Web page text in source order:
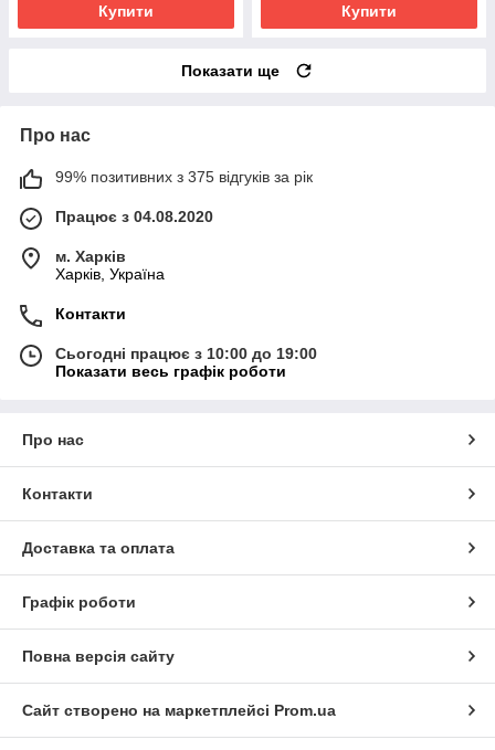
Купити Купити
Показати ще
Про нас
99% позитивних з 375 відгуків за рік
Працює з 04.08.2020
м. Харків
Харків, Україна
Контакти
Сьогодні працює з 10:00 до 19:00
Показати весь графік роботи
Про нас
Контакти
Доставка та оплата
Графік роботи
Повна версія сайту
Сайт створено на маркетплейсі Prom.ua